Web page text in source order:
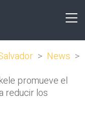
> News >
promueve el
reducir los